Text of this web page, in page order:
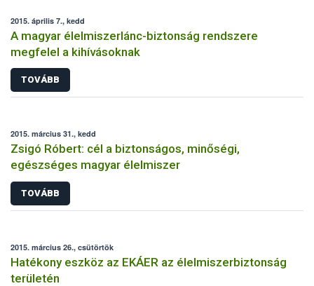
2015. április 7., kedd
A magyar élelmiszerlánc-biztonság rendszere
megfelel a kihívásoknak
TOVÁBB
2015. március 31., kedd
Zsigó Róbert: cél a biztonságos, minőségi,
egészséges magyar élelmiszer
TOVÁBB
2015. március 26., csütörtök
Hatékony eszköz az EKÁER az élelmiszerbiztonság
területén